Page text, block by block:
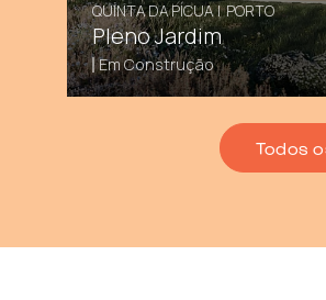
QUINTA DA PÍCUA | PORTO
Pleno Jardim
Em Construção
Todos